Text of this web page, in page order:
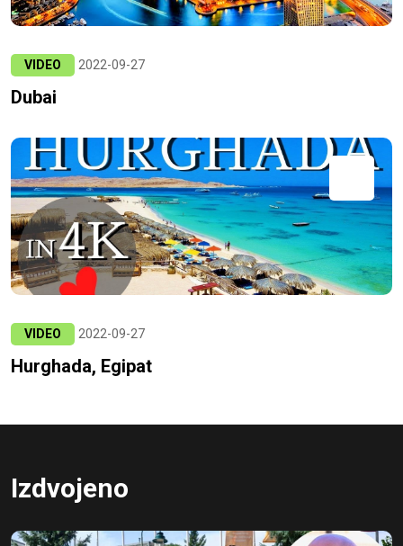
VIDEO 2022-09-27
Dubai
VIDEO 2022-09-27
Hurghada, Egipat
Izdvojeno